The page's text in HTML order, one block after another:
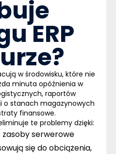
ERP
w środowisku, które nie
minuta opóźnienia w
raportów
o stanach magazynowych
finansowe.
te problemy dzięki:
zasoby serwerowe
się do obciążenia,